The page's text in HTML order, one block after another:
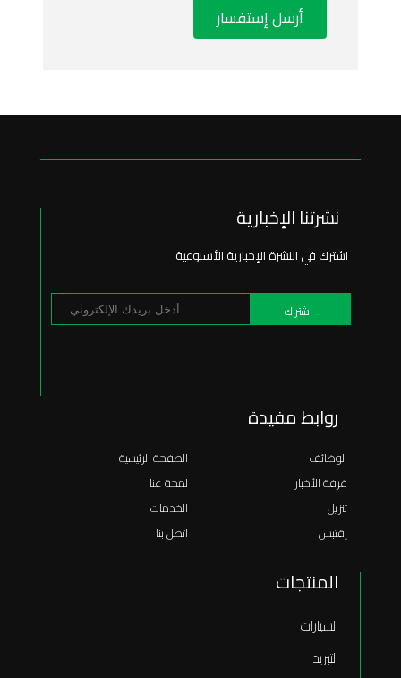
مقطورة شاحنة شبه مسطحة
وحدات التبريد من كارير
روافع ذيلية من أنتيو
أرسل إستفسار
نشرتنا الإخبارية
اشترك في النشرة الإخبارية الأسبوعية
روابط مفيدة
الصفحة الرئيسية
لمحة عنا
الخدمات
اتصل بنا
الوظائف
غرفة الأخبار
تنزيل
إقتبس
المنتجات
السيارات
التبريد